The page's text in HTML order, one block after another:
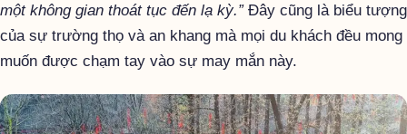
một không gian thoát tục đến lạ kỳ.”Đây cũng là biểu tượng
của sự trường thọ và an khang mà mọi du khách đều mong
muốn được chạm tay vào sự may mắn này.